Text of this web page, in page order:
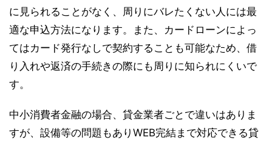
に見られることがなく、周りにバレたくない人には最
適な申込方法になります。また、カードローンによっ
てはカード発行なしで契約することも可能なため、借
り入れや返済の手続きの際にも周りに知られにくいで
す。
中小消費者金融の場合、貸金業者ごとで違いはありま
すが、設備等の問題もありWEB完結まで対応できる貸